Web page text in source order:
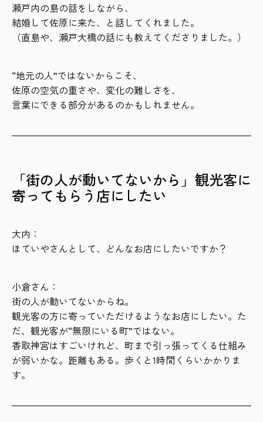
瀬戸内の島の話をしながら、
結婚して佐原に来た、と話してくれました。
（直島や、瀬戸大橋の話にも教えてくださりました。）
“地元の人”ではないからこそ、
佐原の空気の重さや、変化の難しさを、
言葉にできる部分があるのかもしれません。
「街の人が動いてないから」観光客に
寄ってもらう店にしたい
大内：
ほていやさんとして、どんなお店にしたいですか？
小倉さん：
街の人が動いてないからね。
観光客の方に寄っていただけるようなお店にしたい。た
だ、観光客が“無限にいる町”ではない。
香取神宮はすごいけれど、町まで引っ張ってくる仕組み
が弱いかな。距離もある。歩くと1時間くらいかかりま
す。